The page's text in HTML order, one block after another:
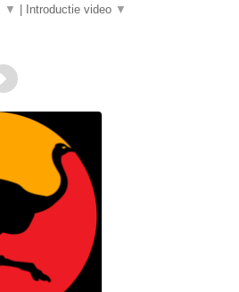
▼ Introductie video ▼